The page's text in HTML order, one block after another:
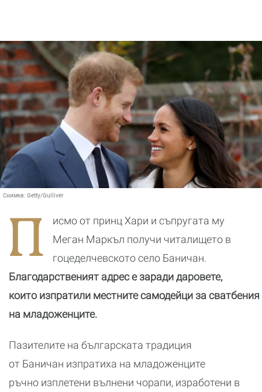
Снимка: Getty/Gulliver
П
исмо от принц Хари и съпругата му
Меган Маркъл получи читалището в
гоцеделчевското село Баничан.
Благодарственият адрес е заради даровете,
които изпратили местните самодейци за сватбения
на младоженците.
Пазителите на българската традиция
от Баничан изпратиха на младоженците
ръчно изплетени вълнени чорапи, изработени в